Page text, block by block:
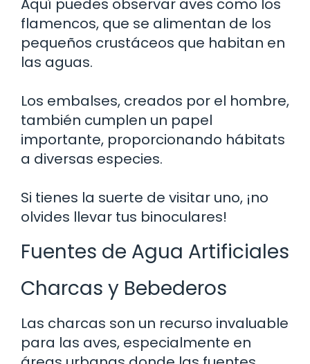
Aquí puedes observar aves como los
flamencos, que se alimentan de los
pequeños crustáceos que habitan en
las aguas.
Los embalses, creados por el hombre,
también cumplen un papel
importante, proporcionando hábitats
a diversas especies.
Si tienes la suerte de visitar uno, ¡no
olvides llevar tus binoculares!
Fuentes de Agua Artificiales
Charcas y Bebederos
Las charcas son un recurso invaluable
para las aves, especialmente en